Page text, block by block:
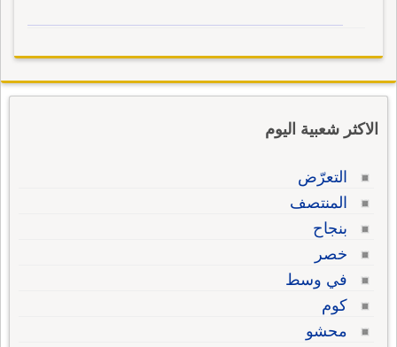
الاكثر شعبية اليوم
التعرّض
المنتصف
بنجاح
خصر
في وسط
كوم
محشو